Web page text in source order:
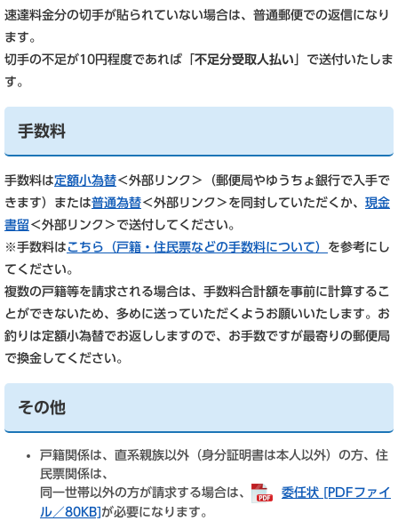
速達料金分の切手が貼られていない場合は、普通郵便での返信になり
ます。
切手の不足が10円程度であれば「 不足分受取人払い 」で送付いたしま
す。
手数料
手数料は定額小為替＜外部リンク＞
（郵便局やゆうちょ銀行で入手で
きます）または普通為替＜外部リンク＞ を同封していただくか、 現金
書留 ＜外部リンク＞ で送付してください。
※手数料はこちら（戸籍・住民票などの手数料について） を参考にし
てください。
複数の戸籍等を請求される場合は、手数料合計額を事前に計算するこ
とができないため、多めに送っていただくようお願いいたします。お
釣りは定額小為替でお返ししますので、お手数ですが最寄りの郵便局
で換金してください。
その他
戸籍関係は、直系親族以外（身分証明書は本人以外）の方、住
民票関係は、
同一世帯以外の方が請求する場合は、
委任状 [PDFファイ
ル／80KB] が必要になります。